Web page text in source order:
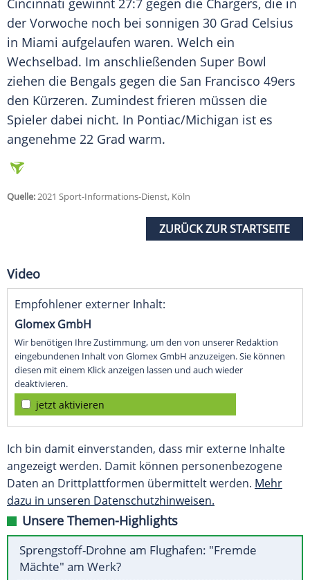
Cincinnati gewinnt 27:7 gegen die Chargers, die in
der Vorwoche noch bei sonnigen 30 Grad Celsius
in Miami aufgelaufen waren. Welch ein
Wechselbad. Im anschließenden Super Bowl
ziehen die Bengals gegen die San Francisco 49ers
den Kürzeren. Zumindest frieren müssen die
Spieler dabei nicht. In Pontiac/Michigan ist es
angenehme 22 Grad warm.
Quelle:2021 Sport-Informations-Dienst, Köln
ZURÜCK ZUR STARTSEITE
Video
Empfohlener externer Inhalt:
Glomex GmbH
Wir benötigen Ihre Zustimmung, um den von unserer Redaktion
eingebundenen Inhalt von Glomex GmbH anzuzeigen. Sie können
diesen mit einem Klick anzeigen lassen und auch wieder
deaktivieren.
jetzt aktivieren
Ich bin damit einverstanden, dass mir externe Inhalte
angezeigt werden. Damit können personenbezogene
Daten an Drittplattformen übermittelt werden. Mehr
dazu in unseren Datenschutzhinweisen.
Unsere Themen-Highlights
Sprengstoff-Drohne am Flughafen: "Fremde
Mächte" am Werk?